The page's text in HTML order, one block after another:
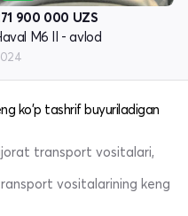
900 000 UZS
M6 II - avlod
ko'p tashrif buyuriladigan
transport vositalari,
vositalarining keng